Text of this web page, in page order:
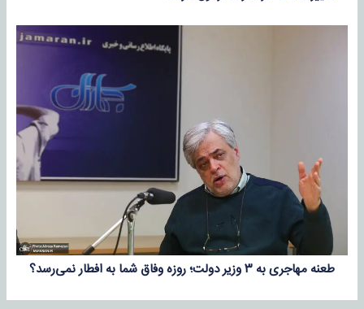
طعنه مهاجری به ۳ وزیر دولت؛ روزه ‎وفاق شما به افطار نمی‌رسد؟